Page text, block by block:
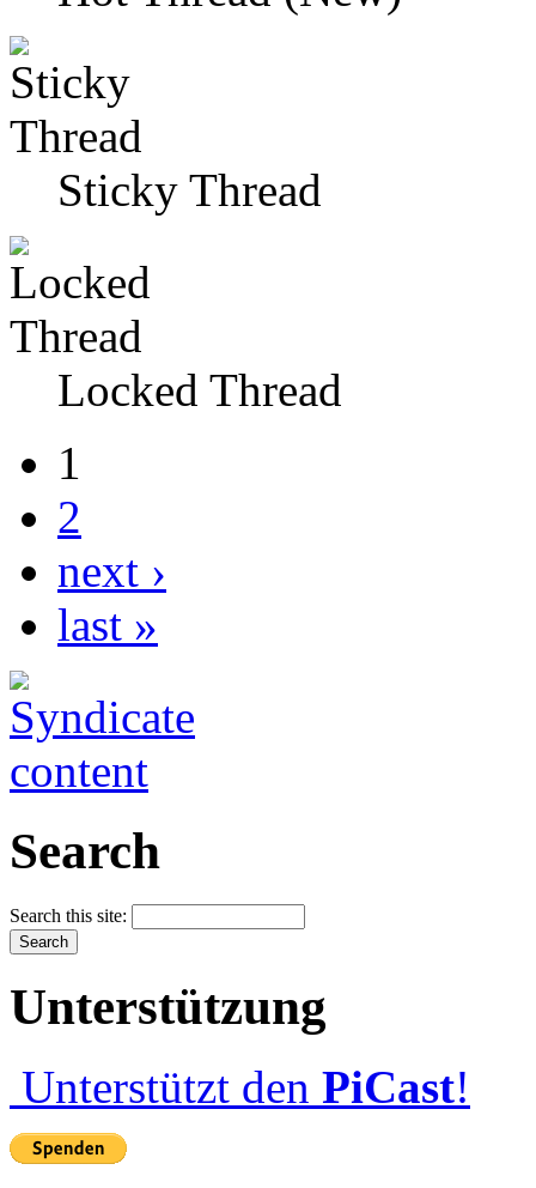
Sticky Thread
Locked Thread
1
2
next ›
last »
Search
Search this site:
Unterstützung
Unterstützt den PiCast!